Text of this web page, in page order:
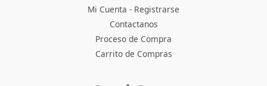
Mi Cuenta - Registrarse
Contactanos
Proceso de Compra
Carrito de Compras